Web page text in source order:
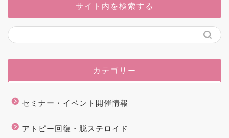
サイト内を検索する
カテゴリー
セミナー・イベント開催情報
アトピー回復・脱ステロイド